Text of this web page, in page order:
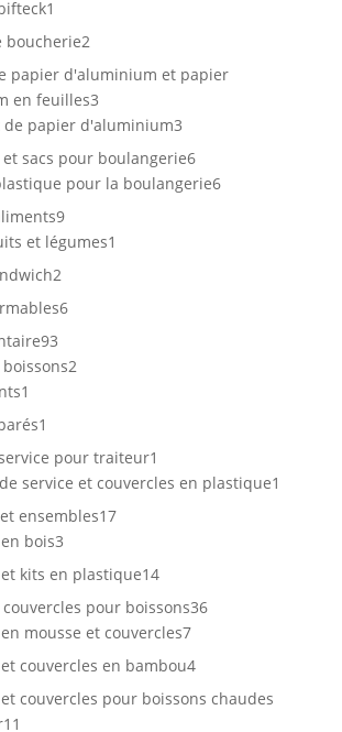
produits
1
produit
boucherie22
produits
papier d'aluminium et papier
en feuilles33
produits
de papier d'aluminium33
produits
et sacs pour boulangerie66
produits
pour la boulangerie66
99
produits
et légumes1
22
produits
66
9393
produits
22
1
produit
1
produit
pour traiteur1
produit
service et couvercles en plastique1
ensembles1717
bois33
produits
kits en plastique1414
produits
pour boissons3636
mousse et couvercles77
produits
couvercles en bambou44
produits
couvercles pour boissons chaudes
11